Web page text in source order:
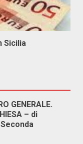
Sicilia
GENERALE.
– di